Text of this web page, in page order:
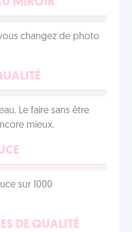
MIROIR
changez de photo
Le faire sans être
mieux.
sur 1000
DE QUALITÉ